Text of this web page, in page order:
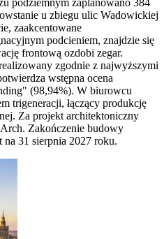
podziemnym zaplanowano 384
u zbiegu ulic Wadowickiej
zaakcentowane
podcieniem, znajdzie się
frontową ozdobi zegar.
zgodnie z najwyższymi
wstępna ocena
(98,94%). W biurowcu
trigeneracji, łączący produkcję
Za projekt architektoniczny
Zakończenie budowy
na 31 sierpnia 2027 roku.